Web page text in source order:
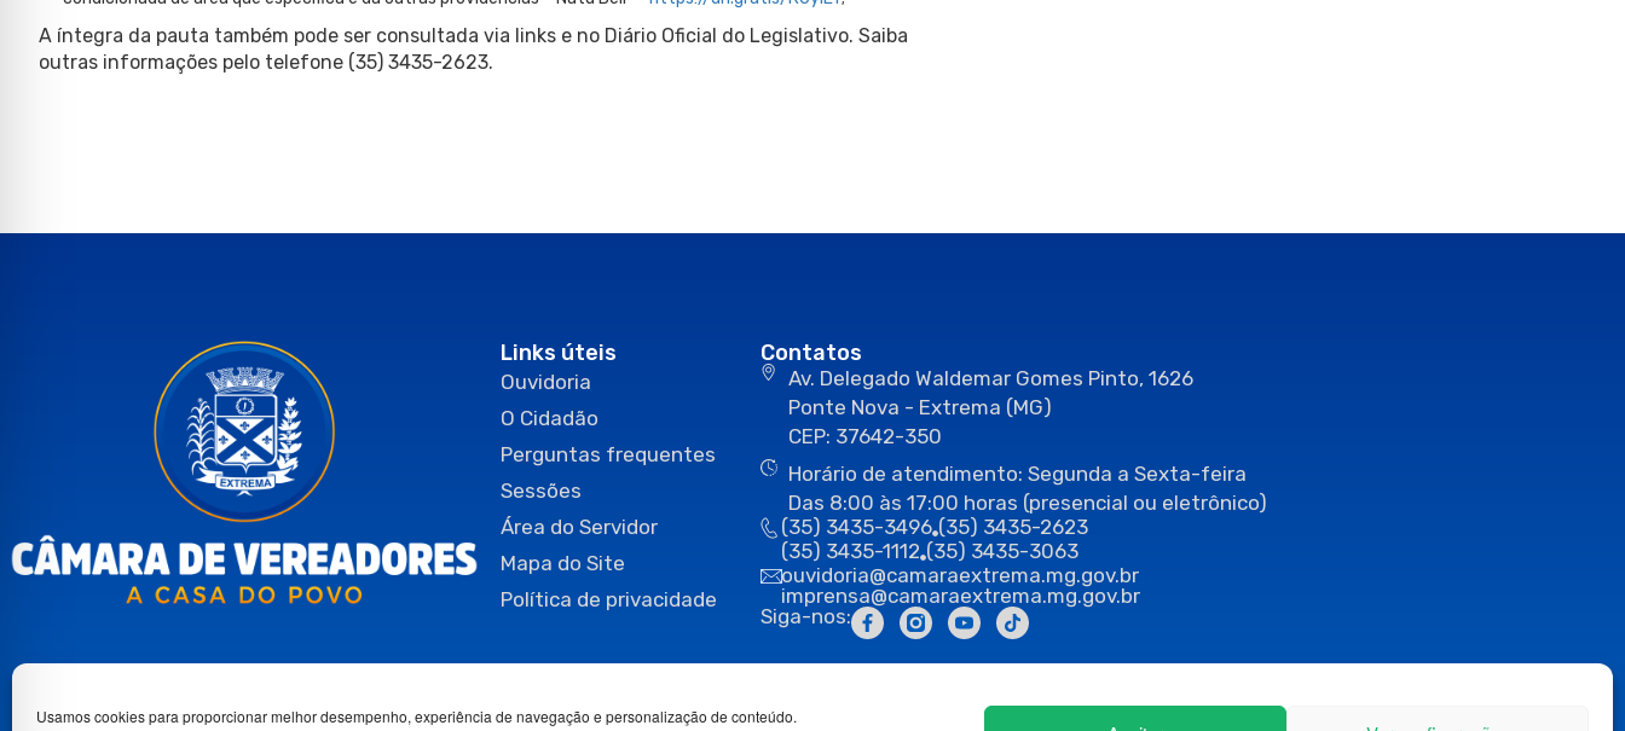
Usamos cookies para proporcionar melhor desempenho, experiência de navegação e personalização de conteúdo.
A íntegra da pauta também pode ser consultada via links e no Diário Oficial do Legislativo. Saiba
outras informações pelo telefone (35) 3435-2623.
Links úteis
Ouvidoria
O Cidadão
Perguntas frequentes
Sessões
Área do Servidor
Mapa do Site
Política de privacidade
Contatos
Av. Delegado Waldemar Gomes Pinto, 1626
Ponte Nova - Extrema (MG)
CEP: 37642-350
Horário de atendimento: Segunda a Sexta-feira
Das 8:00 às 17:00 horas (presencial ou eletrônico)
(35) 3435-3496 (35) 3435-2623
(35) 3435-1112 (35) 3435-3063
ouvidoria@camaraextrema.mg.gov.br
imprensa@camaraextrema.mg.gov.br
Siga-nos: